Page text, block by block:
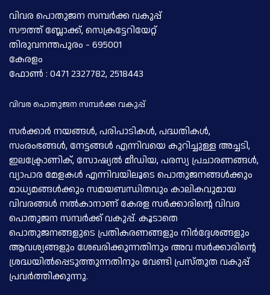
വിവര പൊതുജന സമ്പര്‍ക്ക വകുപ്പ്
സൗത്ത് ബ്ലോക്ക്, സെക്രട്ടേറിയേറ്റ്
തിരുവനന്തപുരം - 695001
കേരളം
ഫോണ്‍ : 0471 2327782, 2518443
വിവര പൊതുജന സമ്പര്‍ക്ക വകുപ്പ്
സര്‍ക്കാര്‍ നയങ്ങള്‍, പരിപാടികള്‍, പദ്ധതികള്‍,
സംരംഭങ്ങള്‍, നേട്ടങ്ങള്‍ എന്നിവയെ കുറിച്ചുള്ള അച്ചടി,
ഇലക്ട്രോണിക്, സോഷ്യല്‍ മീഡിയ, പരസ്യ പ്രചാരണങ്ങള്‍,
വ്യാപാര മേളകള്‍ എന്നിവയിലൂടെ പൊതുജനങ്ങള്‍ക്കും
മാധ്യമങ്ങള്‍ക്കും സമയബന്ധിതവും കാലികവുമായ
വിവരങ്ങള്‍ നല്‍കാനാണ് കേരള സര്‍ക്കാരിന്റെ വിവര
പൊതുജന സമ്പര്‍ക്ക് വകുപ്പ്. കൂടാതെ
പൊതുജനങ്ങളുടെ പ്രതികരണങ്ങളും നിര്‍ദ്ദേശങ്ങളും
ആവശ്യങ്ങളും ശേഖരിക്കുന്നതിനും അവ സര്‍ക്കാരിന്റെ
ശ്രദ്ധയില്‍പ്പെടുത്തുന്നതിനും വേണ്ടി പ്രസ്തുത വകുപ്പ്
പ്രവര്‍ത്തിക്കുന്നു.